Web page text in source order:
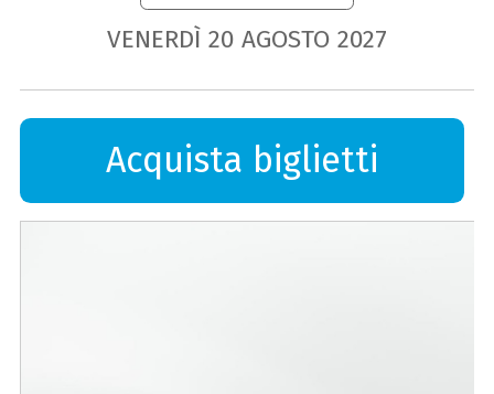
VENERDÌ 20 AGOSTO 2027
Acquista biglietti